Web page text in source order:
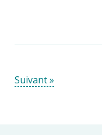
Suivant »